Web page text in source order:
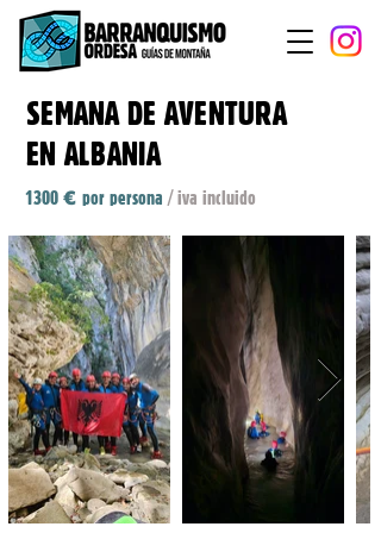
SEMANA DE AVENTURA
EN ALBANIA
1300 € por persona / iva incluido